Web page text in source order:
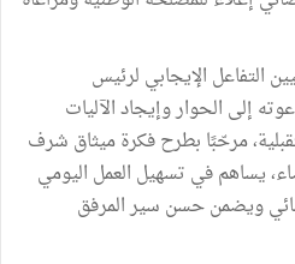
التفاعل الإيجابي لرئيس
إلى الحوار وإيجاد الآليات
مرحّبًا بطرح فكرة ميثاق شرف
يساهم في تسهيل العمل اليومي
ويضمن حسن سير المرفق